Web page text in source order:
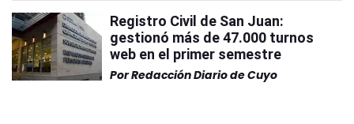
Registro Civil de San Juan:
gestionó más de 47.000 turnos
web en el primer semestre
PorRedacción Diario de Cuyo